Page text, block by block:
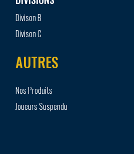
Divison B
Divison C
AUTRES
Nos Produits
Joueurs Suspendu